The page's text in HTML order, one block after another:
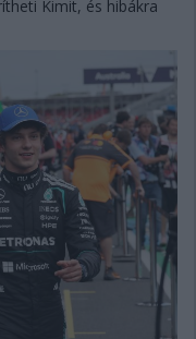
Kimit, és hibákra